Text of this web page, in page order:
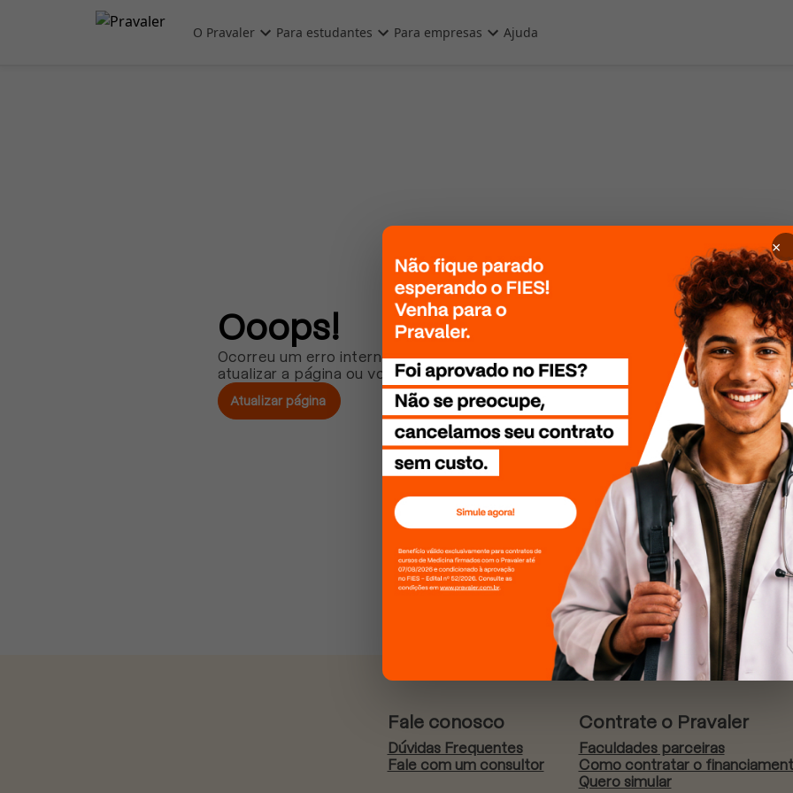
Pular para o conteúdo principal
O Pravaler Para estudantes Para empresas Ajuda
Ooops!
Ocorreu um erro interno. Por favor, tente
atualizar a página ou volte mais tarde!
Atualizar página
Fale conosco
Dúvidas Frequentes
Fale com um consultor
Contrate o Pravaler
Faculdades parceiras
Como contratar o
Quero simular
×